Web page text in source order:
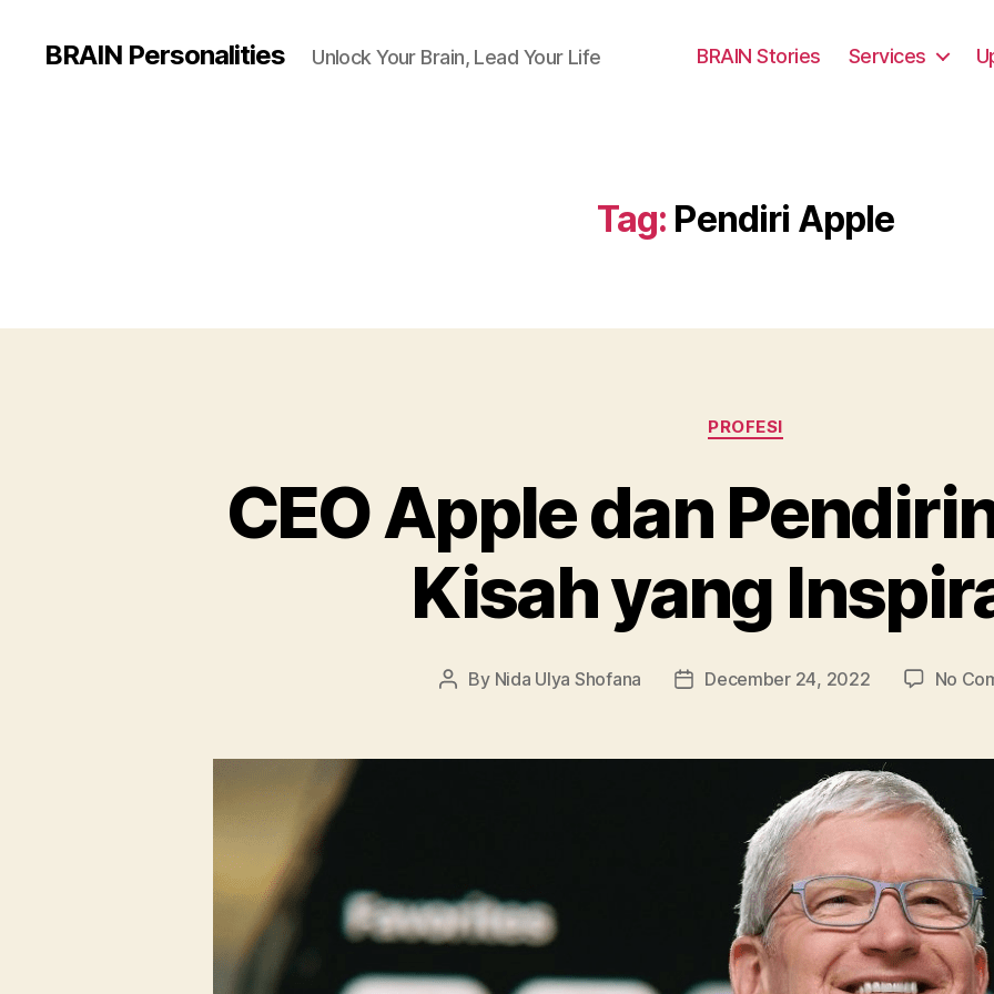
BRAIN Personalities Unlock Your Brain, Lead Your Life BRAIN Stories Services
Tag: Pendiri Apple
Categories
PROFESI
CEO Apple dan
Kisah yang
Post
By Nida Ulya Shofana
PostDecember 24, 2022 No